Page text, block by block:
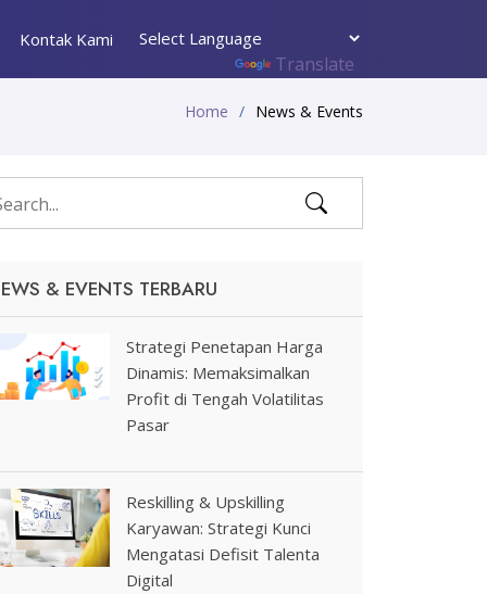
Kontak Kami
Translate
Home News & Events
& EVENTS TERBARU
Strategi Penetapan Harga
Dinamis: Memaksimalkan
Profit di Tengah Volatilitas
Pasar
Reskilling & Upskilling
Karyawan: Strategi Kunci
Mengatasi Defisit Talenta
Digital